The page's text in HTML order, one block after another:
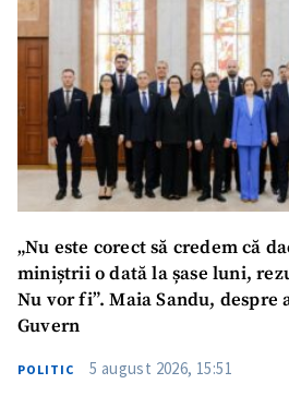
„Nu este corect să credem că
miniștrii o dată la șase luni,
Nu vor fi”. Maia Sandu,
Guvern
POLITIC 5 august 2026, 15:51